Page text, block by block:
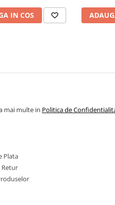
IN COS
mai multe in Politica de
Plata
Retur